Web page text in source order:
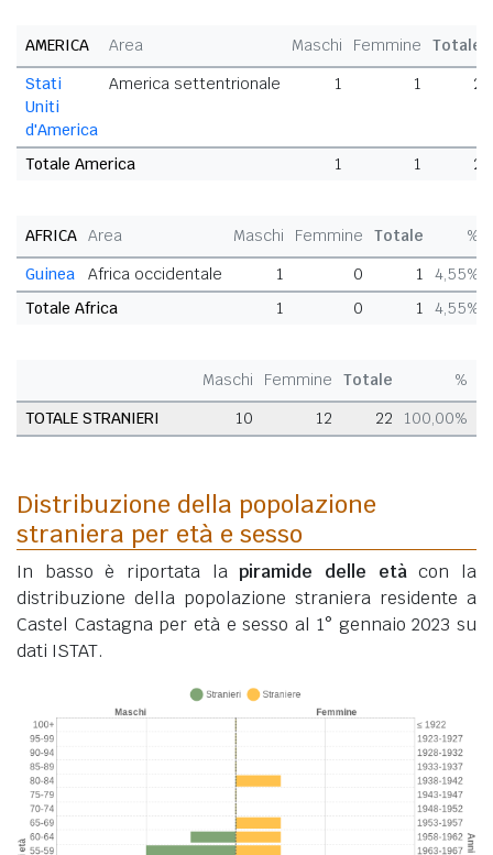
AMERICA Area Maschi Femmine
Totale
Stati
Uniti
d'America
America settentrionale 1 1 2
Totale America 1 1 2
AFRICA Area Maschi Femmine Totale
%
Guinea
Africa occidentale 1 0 1
4,55%
Totale Africa
1 0 1 4,55%
Maschi Femmine Totale
%
TOTALE STRANIERI
10 12 22 100,00%
Distribuzione della popolazione
straniera per età e sesso
In basso è riportata lapiramide delle etàcon la
distribuzione della popolazione straniera residente a
Castel Castagna per età e sesso al 1° gennaio 2023 su
dati ISTAT.